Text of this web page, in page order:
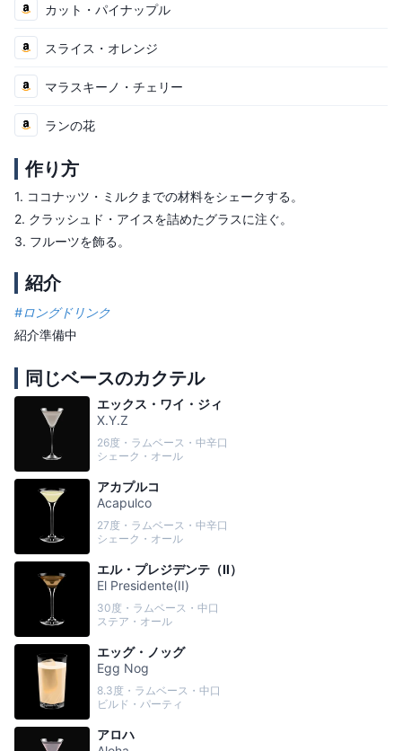
カット・パイナップル
スライス・オレンジ
マラスキーノ・チェリー
ランの花
作り方
1. ココナッツ・ミルクまでの材料をシェークする。
2. クラッシュド・アイスを詰めたグラスに注ぐ。
3. フルーツを飾る。
紹介
#ロングドリンク
紹介準備中
同じベースのカクテル
エックス・ワイ・ジィ
X.Y.Z
26度・ラムベース・中辛口
シェーク・オール
アカプルコ
Acapulco
27度・ラムベース・中辛口
シェーク・オール
エル・プレジデンテ（II）
El Presidente(II)
30度・ラムベース・中口
ステア・オール
エッグ・ノッグ
Egg Nog
8.3度・ラムベース・中口
ビルド・パーティ
アロハ